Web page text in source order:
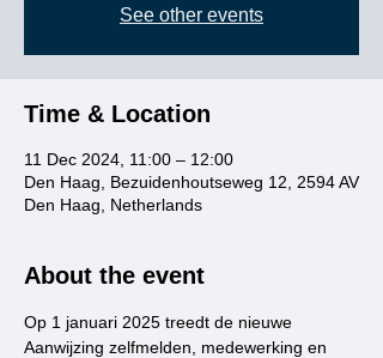
See other events
Time & Location
11 Dec 2024, 11:00 – 12:00
Den Haag, Bezuidenhoutseweg 12, 2594 AV
Den Haag, Netherlands
About the event
Op 1 januari 2025 treedt de nieuwe
Aanwijzing zelfmelden, medewerking en